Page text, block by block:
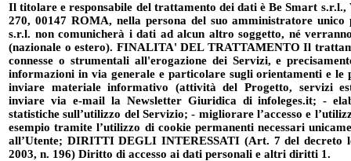
Il titolare e responsabile del trattamento dei dati è Be Smart s.r.l.,
270, 00147 ROMA, nella persona del suo amministratore
s.r.l. non comunicherà i dati ad alcun altro soggetto, né
(nazionale o estero). FINALITA' DEL TRATTAMENTO Il
connesse o strumentali all'erogazione dei Servizi, e
informazioni in via generale e particolare sugli orientamenti e le
inviare materiale informativo (attività del Progetto, servizi
inviare via e-mail la Newsletter Giuridica di infoleges.it; -
statistiche sull’utilizzo del Servizio; - migliorare l’accesso e
esempio tramite l’utilizzo di cookie permanenti necessari
all’Utente; DIRITTI DEGLI INTERESSATI (Art. 7 del decreto
2003, n. 196) Diritto di accesso ai dati personali e altri diritti 1.